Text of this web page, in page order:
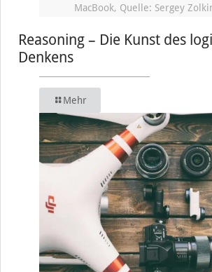
MacBook, Quelle: Sergey
Reasoning – Die Kunst des
Denkens
Mehr